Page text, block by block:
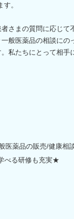
。
さまの質問に応じて
般医薬品の相談に
私たちにとって相手
医薬品の販売/健康
べる研修も充実★